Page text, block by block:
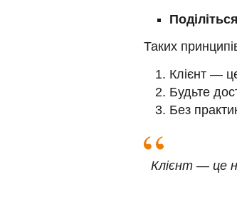
Таких
Клієнт —
Будьте
Без
Клієнт — це